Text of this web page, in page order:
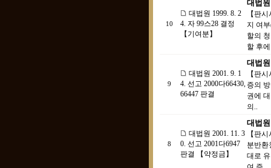
10
대법원 1999. 8. 2
4. 자 99스28 결정
【기여분】
대법
【판
지 여
할의
할 후
9
대법원 2001. 9. 1
4. 선고 2000다66430,
66447 판결
대법
【판
증의
권에
의..
8
대법원 2001. 11. 3
0. 선고 2001다6947
판결 【약정금】
대법
【판
분반환
대로